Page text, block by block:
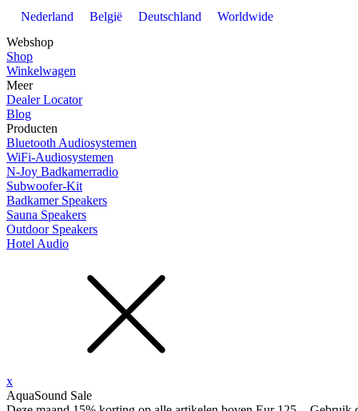
Nederland
België Deutschland
Worldwide
Webshop
Shop
Winkelwagen
Meer
Dealer Locator
Blog
Producten
Bluetooth Audiosystemen
WiFi-Audiosystemen
N-Joy Badkamerradio
Subwoofer-Kit
Badkamer Speakers
Sauna Speakers
Outdoor Speakers
Hotel Audio
x
AquaSound Sale